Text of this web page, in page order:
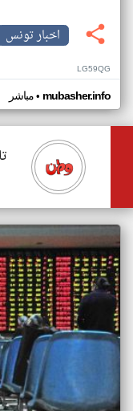
اخبار تونس
LG59QG
مباشر• mubasher.info